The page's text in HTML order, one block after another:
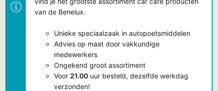
van de Benelux.
Unieke speciaalzaak in autopoetsmiddelen
Advies op maat door vakkundige
medewerkers
Ongekend groot assortiment
Voor 21.00 uur besteld, dezelfde werkdag
verzonden!